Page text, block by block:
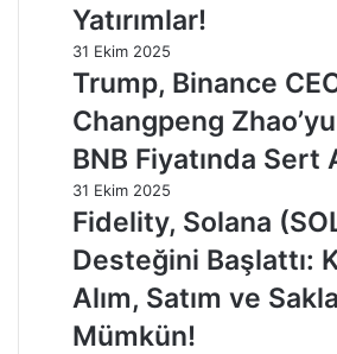
Yatırımlar!
31 Ekim 2025
Trump, Binance
Changpeng
BNB Fiyatında Sert
31 Ekim 2025
Fidelity, Solana
Desteğini Başlattı:
Alım, Satım ve
Mümkün!